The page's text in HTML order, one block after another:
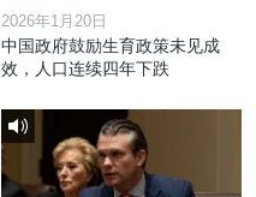
2026年1月20日
中国政府鼓励生育政策未见成
效，人口连续四年下跌